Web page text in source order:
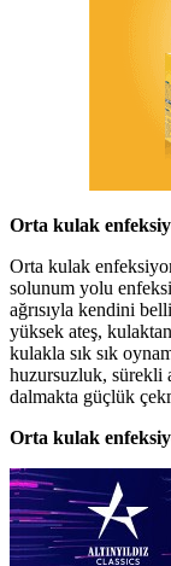
Orta kulak
Orta kulak
solunum yolu
ağrısıyla kendini
yüksek ateş,
kulakla sık sık
huzursuzluk, sürekli
dalmakta güçlük
Orta kulak